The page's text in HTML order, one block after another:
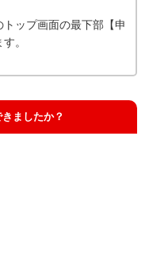
ップ画面の最下部【申
。
ましたか？